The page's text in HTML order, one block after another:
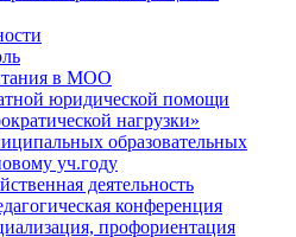
в МОО
юридической помощи
нагрузки»
образовательных
уч.году
деятельность
конференция
профориентация